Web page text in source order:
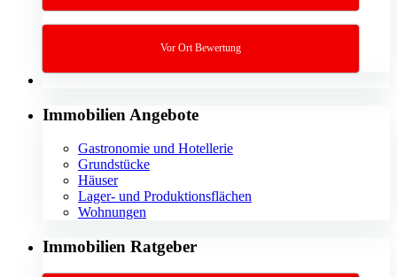
Vor Ort Bewertung
Immobilien Angebote
Gastronomie und Hotellerie
Grundstücke
Häuser
Lager- und Produktionsflächen
Wohnungen
Immobilien Ratgeber